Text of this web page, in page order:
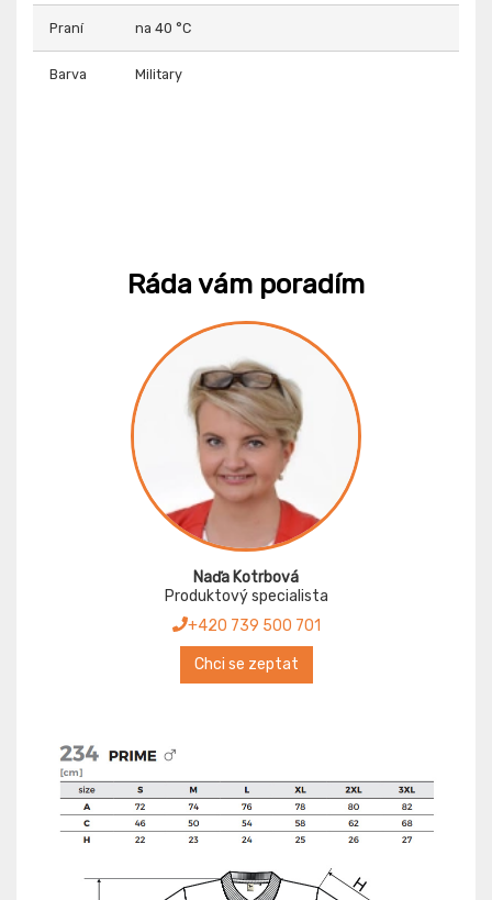
Praní na 40 °C
Barva Military
Ráda vám poradím
Naďa Kotrbová
Produktový specialista
+420 739 500 701
Chci se zeptat